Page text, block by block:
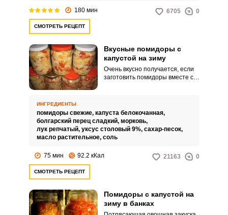
витаминов, которых очень уж не
180 мин 6705 0
СМОТРЕТЬ РЕЦЕПТ
Вкусные помидоры с
капустой на зиму
Очень вкусно получается, если
заготовить помидоры вместе с
стерилизовать, а это,
согласитесь, очень удобно.
ИНГРЕДИЕНТЫ
помидоры свежие, капуста белокочанная,
болгарский перец сладкий, морковь,
лук репчатый, уксус столовый 9%, сахар-песок,
масло растительное, соль
75 мин 92.2 кКал 21163 0
СМОТРЕТЬ РЕЦЕПТ
Помидоры с капустой на
зиму в банках